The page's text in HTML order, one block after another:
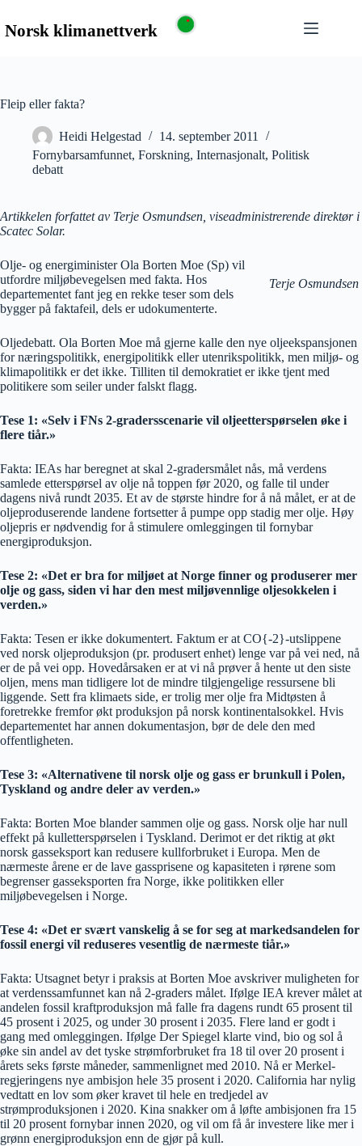
Fleip eller fakta?
Heidi Helgestad
14. september 2011
Fornybarsamfunnet, Forskning, Internasjonalt, Politisk
debatt
Artikkelen forfattet av Terje Osmundsen, viseadministrerende direktør i
Scatec Solar.
Terje Osmundsen
Olje- og energiminister Ola Borten Moe (Sp) vil
utfordre miljøbevegelsen med fakta. Hos
departementet fant jeg en rekke teser som dels
bygger på faktafeil, dels er udokumenterte.
Oljedebatt. Ola Borten Moe må gjerne kalle den nye oljeekspansjonen
for næringspolitikk, energipolitikk eller utenrikspolitikk, men miljø- og
klimapolitikk er det ikke. Tilliten til demokratiet er ikke tjent med
politikere som seiler under falskt flagg.
Tese 1: «Selv i FNs 2-gradersscenarie vil oljeetterspørselen øke i
flere tiår.»
Fakta: IEAs har beregnet at skal 2-gradersmålet nås, må verdens
samlede etterspørsel av olje nå toppen før 2020, og falle til under
dagens nivå rundt 2035. Et av de største hindre for å nå målet, er at de
oljeproduserende landene fortsetter å pumpe opp stadig mer olje. Høy
oljepris er nødvendig for å stimulere omleggingen til fornybar
energiproduksjon.
Tese 2: «Det er bra for miljøet at Norge finner og produserer mer
olje og gass, siden vi har den mest miljøvennlige oljesokkelen i
verden.»
Fakta: Tesen er ikke dokumentert. Faktum er at CO{-2}-utslippene
ved norsk oljeproduksjon (pr. produsert enhet) lenge var på vei ned, nå
er de på vei opp. Hovedårsaken er at vi nå prøver å hente ut den siste
oljen, mens man tidligere lot de mindre tilgjengelige ressursene bli
liggende. Sett fra klimaets side, er trolig mer olje fra Midtøsten å
foretrekke fremfor økt produksjon på norsk kontinentalsokkel. Hvis
departementet har annen dokumentasjon, bør de dele den med
offentligheten.
Tese 3: «Alternativene til norsk olje og gass er brunkull i Polen,
Tyskland og andre deler av verden.»
Fakta: Borten Moe blander sammen olje og gass. Norsk olje har null
effekt på kulletterspørselen i Tyskland. Derimot er det riktig at økt
norsk gasseksport kan redusere kullforbruket i Europa. Men de
nærmeste årene er de lave gassprisene og kapasiteten i rørene som
begrenser gasseksporten fra Norge, ikke politikken eller
miljøbevegelsen i Norge.
Tese 4: «Det er svært vanskelig å se for seg at markedsandelen for
fossil energi vil reduseres vesentlig de nærmeste tiår.»
Fakta: Utsagnet betyr i praksis at Borten Moe avskriver muligheten for
at verdenssamfunnet kan nå 2-graders målet. Ifølge IEA krever målet at
andelen fossil kraftproduksjon må falle fra dagens rundt 65 prosent til
45 prosent i 2025, og under 30 prosent i 2035. Flere land er godt i
gang med omleggingen. Ifølge Der Spiegel klarte vind, bio og sol å
øke sin andel av det tyske strømforbruket fra 18 til over 20 prosent i
årets seks første måneder, sammenlignet med 2010. Nå er Merkel-
regjeringens nye ambisjon hele 35 prosent i 2020. California har nylig
vedtatt en lov som øker kravet til hele en tredjedel av
strømproduksjonen i 2020. Kina snakker om å løfte ambisjonen fra 15
til 20 prosent fornybar innen 2020, og vil om få år investere like mer i
grønn energiproduksjon enn de gjør på kull.